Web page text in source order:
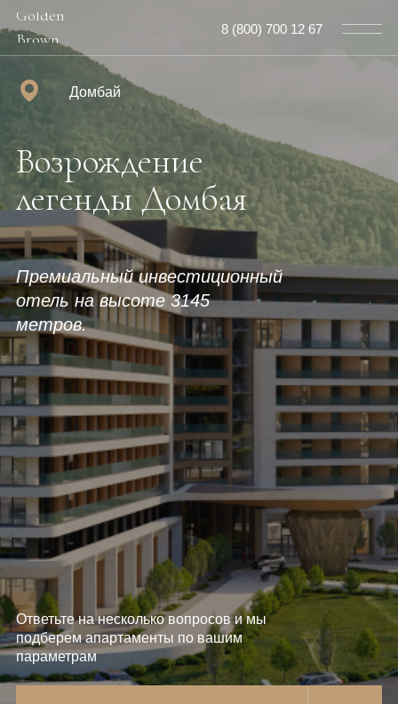
Golden
Brown
Возрождение
легенды Домбая
Ответьте на несколько вопросов и мы
подберем апартаменты по вашим
параметрам
Премиальный инвестиционный
отель на высоте 3145
метров.
8 (800) 700 12 67
Домбай